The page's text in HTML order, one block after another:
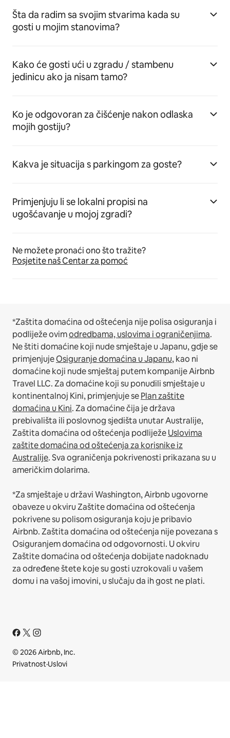
Šta da radim sa svojim stvarima kada su
gosti u mojim stanovima?
Kako će gosti ući u zgradu / stambenu
jedinicu ako ja nisam tamo?
Ko je odgovoran za čišćenje nakon odlaska
mojih gostiju?
Kakva je situacija s parkingom za goste?
Primjenjuju li se lokalni propisi na
ugošćavanje u mojoj zgradi?
Ne možete pronaći ono što tražite?
Posjetite naš Centar za pomoć
*Zaštita domaćina od oštećenja nije polisa osiguranja i
podliježe ovimodredbama, uslovima i ograničenjima.
Ne štiti domaćine koji nude smještaje u Japanu, gdje se
primjenjujeOsiguranje domaćina u Japanu, kao ni
domaćine koji nude smještaj putem kompanije Airbnb
Travel LLC.Za domaćine koji su ponudili smještaje u
kontinentalnoj Kini, primjenjuje sePlan zaštite
domaćina u Kini.Za domaćine čija je država
prebivališta ili poslovnog sjedišta unutar Australije,
Zaštita domaćina od oštećenja podliježeUslovima
zaštite domaćina od oštećenja za korisnike iz
Australije. Sva ograničenja pokrivenosti prikazana su u
američkim dolarima.
*Za smještaje u državi Washington, Airbnb ugovorne
obaveze u okviru Zaštite domaćina od oštećenja
pokrivene su polisom osiguranja koju je pribavio
Airbnb. Zaštita domaćina od oštećenja nije povezana s
Osiguranjem domaćina od odgovornosti. U okviru
Zaštite domaćina od oštećenja dobijate nadoknadu
za određene štete koje su gosti uzrokovali u vašem
domu i na vašoj imovini, u slučaju da ih gost ne plati.
© 2026 Airbnb, Inc.
Privatnost·Uslovi